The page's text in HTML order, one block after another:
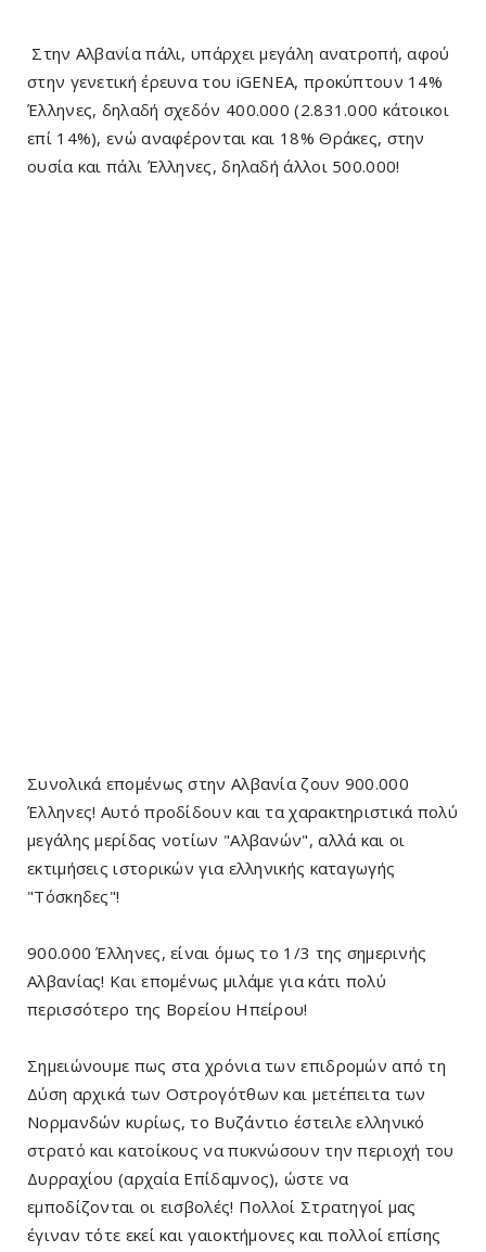
Στην Αλβανία πάλι, υπάρχει μεγάλη ανατροπή, αφού
στην γενετική έρευνα του iGENEA, προκύπτουν 14%
Έλληνες, δηλαδή σχεδόν 400.000 (2.831.000 κάτοικοι
επί 14%), ενώ αναφέρονται και 18% Θράκες, στην
ουσία και πάλι Έλληνες, δηλαδή άλλοι 500.000!
Συνολικά επομένως στην Αλβανία ζουν 900.000
Έλληνες! Αυτό προδίδουν και τα χαρακτηριστικά πολύ
μεγάλης μερίδας νοτίων "Αλβανών", αλλά και οι
εκτιμήσεις ιστορικών για ελληνικής καταγωγής
"Τόσκηδες"!
900.000 Έλληνες, είναι όμως το 1/3 της σημερινής
Αλβανίας! Και επομένως μιλάμε για κάτι πολύ
περισσότερο της Βορείου Ηπείρου!
Σημειώνουμε πως στα χρόνια των επιδρομών από τη
Δύση αρχικά των Οστρογότθων και μετέπειτα των
Νορμανδών κυρίως, το Βυζάντιο έστειλε ελληνικό
στρατό και κατοίκους να πυκνώσουν την περιοχή του
Δυρραχίου (αρχαία Επίδαμνος), ώστε να
εμποδίζονται οι εισβολές! Πολλοί Στρατηγοί μας
έγιναν τότε εκεί και γαιοκτήμονες και πολλοί επίσης